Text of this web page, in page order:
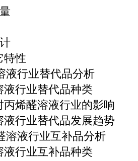
性
液行业替代品分析
行业替代品种类
烯醛溶液行业的影响
行业替代品发展趋势
溶液行业互补品分析
行业互补品种类